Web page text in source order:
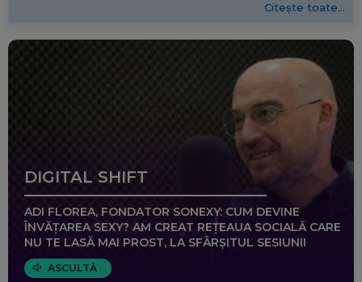
Citește toate...
DIGITAL SHIFT
ADI FLOREA, FONDATOR SONEXY: CUM DEVINE
ÎNVĂȚAREA SEXY? AM CREAT REȚEAUA SOCIALĂ CARE
NU TE LASĂ MAI PROST, LA SFÂRȘITUL SESIUNII
ASCULTĂ